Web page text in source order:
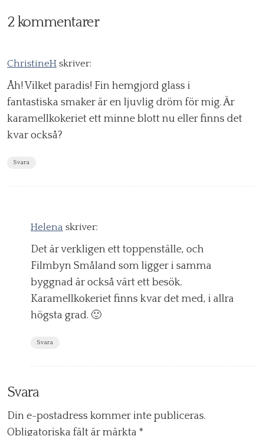
2 kommentarer
ChristineH skriver:
Åh! Vilket paradis! Fin hemgjord glass i
fantastiska smaker är en ljuvlig dröm för mig. Är
karamellkokeriet ett minne blott nu eller finns det
kvar också?
Svara
Helena skriver:
Det är verkligen ett toppenställe, och
Filmbyn Småland som ligger i samma
byggnad är också värt ett besök.
Karamellkokeriet finns kvar det med, i allra
högsta grad. 🙂
Svara
Svara
Din e-postadress kommer inte publiceras.
Obligatoriska fält är märkta *